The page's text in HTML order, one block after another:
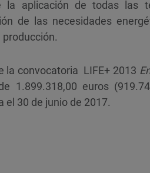
la aplicación de todas las
de las necesidades
la convocatoria LIFE+ 2013
1.899.318,00 euros
30 de junio de 2017.